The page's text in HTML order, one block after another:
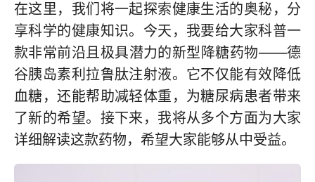
在这里，我们将一起探索健康生活的奥秘，分
享科学的健康知识。今天，我要给大家科普一
款非常前沿且极具潜力的新型降糖药物——德
谷胰岛素利拉鲁肽注射液。它不仅能有效降低
血糖，还能帮助减轻体重，为糖尿病患者带来
了新的希望。接下来，我将从多个方面为大家
详细解读这款药物，希望大家能够从中受益。